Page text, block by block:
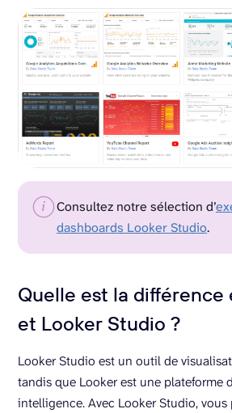
Consultez notre sélection d’
dashboards Looker Studio.
Quelle est la différence
et Looker Studio ?
Looker Studio est un outil de
tandis que Looker est une plateforme
intelligence. Avec Looker Studio, vous